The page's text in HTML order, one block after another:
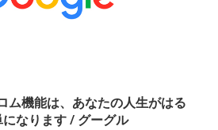
ム機能は、あなたの人生がはる
なります / グーグル